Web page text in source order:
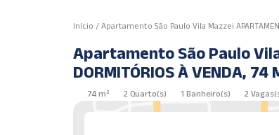
Início / Apartamento São Paulo Vila Mazzei
Apartamento São Paulo Vila
DORMITÓRIOS À VENDA, 74
AI56673
74 m² 2 Quarto(s) 1 Banheiro(s) 2